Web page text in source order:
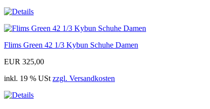
Flims Green 42 1/3 Kybun Schuhe Damen
EUR 325,00
inkl. 19 % USt zzgl. Versandkosten